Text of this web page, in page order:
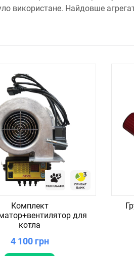
використане. Найдовше
Комплект
для
котла
4 100 грн